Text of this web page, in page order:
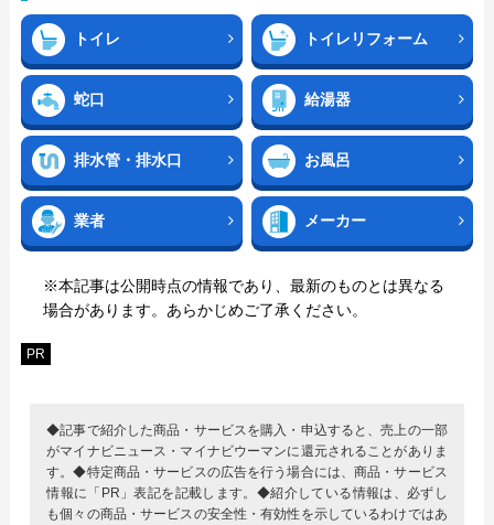
トイレ トイレリフォーム
蛇口 給湯器
排水管・排水口 お風呂
業者 メーカー
※本記事は公開時点の情報であり、最新のものとは異なる
場合があります。あらかじめご了承ください。
PR
◆記事で紹介した商品・サービスを購入・申込すると、売上の一部
がマイナビニュース・マイナビウーマンに還元されることがありま
す。◆特定商品・サービスの広告を行う場合には、商品・サービス
情報に「PR」表記を記載します。◆紹介している情報は、必ずし
も個々の商品・サービスの安全性・有効性を示しているわけではあ